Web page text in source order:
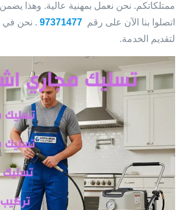
ممتلكاتكم. نحن نعمل بمهنية عالية. وهذا
اتصلوا بنا الآن على رقم 97371477 . نحن في
لتقديم الخدمة.